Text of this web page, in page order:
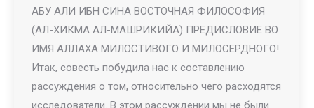
АБУ АЛИ ИБН СИНА ВОСТОЧНАЯ ФИЛОСОФИЯ
(АЛ-ХИКМА АЛ-МАШРИКИЙА) ПРЕДИСЛОВИЕ ВО
ИМЯ АЛЛАХА МИЛОСТИВОГО И МИЛОСЕРДНОГО!
Итак, совесть побудила нас к составлению
рассуждения о том, относительно чего расходятся
исследователи. В этом рассуждении мы не были